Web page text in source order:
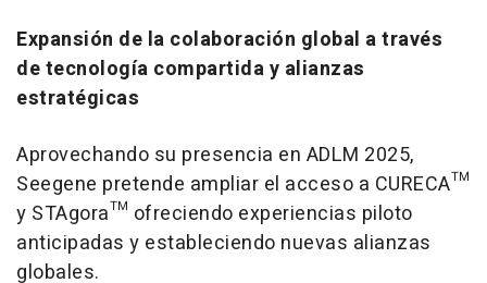
Expansión de la colaboración global a través
de tecnología compartida y alianzas
estratégicas
Aprovechando su presencia en ADLM 2025,
Seegene pretende ampliar el acceso a CURECA™
y STAgora™ ofreciendo experiencias piloto
anticipadas y estableciendo nuevas alianzas
globales.